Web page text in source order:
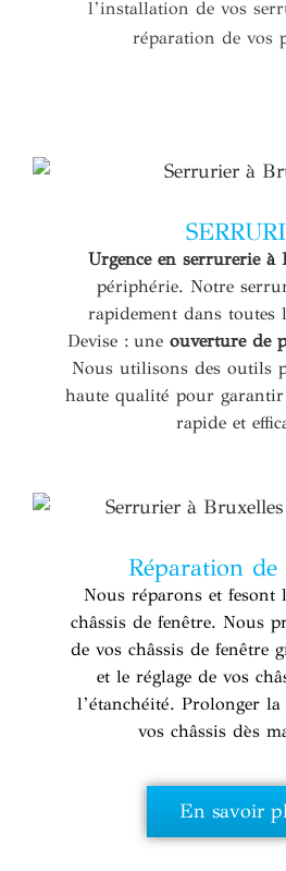
l’installation de vos
réparation de vos
Urgence en serrurerie à
périphérie. Notre
rapidement dans toutes
Devise : une ouverture de
Nous utilisons des outils
haute qualité pour
rapide et
Réparation de
Nous réparons et fesont
châssis de fenêtre. Nous
de vos châssis de fenêtre
et le réglage de vos
l’étanchéité. Prolonger
vos châssis dès
En savoir